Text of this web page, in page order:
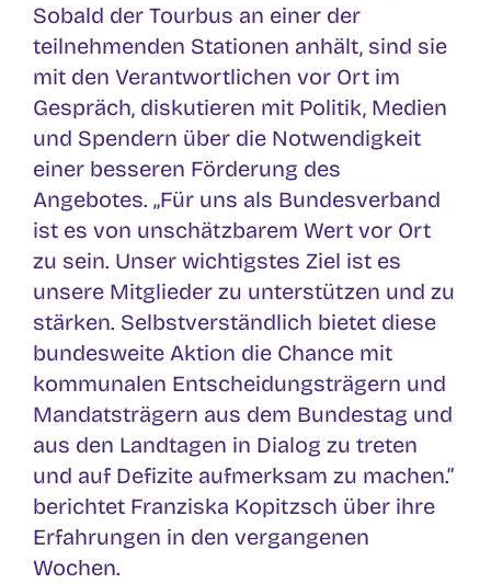
Sobald der Tourbus an einer der
teilnehmenden Stationen anhält, sind sie
mit den Verantwortlichen vor Ort im
Gespräch, diskutieren mit Politik, Medien
und Spendern über die Notwendigkeit
einer besseren Förderung des
Angebotes. „Für uns als Bundesverband
ist es von unschätzbarem Wert vor Ort
zu sein. Unser wichtigstes Ziel ist es
unsere Mitglieder zu unterstützen und zu
stärken. Selbstverständlich bietet diese
bundesweite Aktion die Chance mit
kommunalen Entscheidungsträgern und
Mandatsträgern aus dem Bundestag und
aus den Landtagen in Dialog zu treten
und auf Defizite aufmerksam zu machen.“
berichtet Franziska Kopitzsch über ihre
Erfahrungen in den vergangenen
Wochen.